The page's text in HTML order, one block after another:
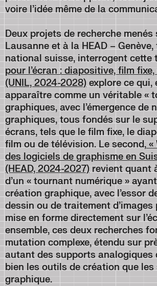
voire l’idée même de la
Deux projets de recherche
Lausanne et à la HEAD –
national suisse, interrogent cette
pour l’écran : diapositive, film
(UNIL, 2024-2028)explore ce qui,
apparaître comme un véritable «
graphiques, avec l’émergence
graphiques, tous fondés sur le
écrans, tels que le film fixe, le
film ou de télévision. Le second,«
des logiciels de graphisme en
(HEAD, 2024-2027)revient quant
d’un « tournant numérique »
création graphique, avec l’essor
dessin ou de traitement
mise en forme directement sur
ensemble, ces deux recherches
mutation complexe, étendu sur
autant des supports analogiques
bien les outils de création que
graphique.